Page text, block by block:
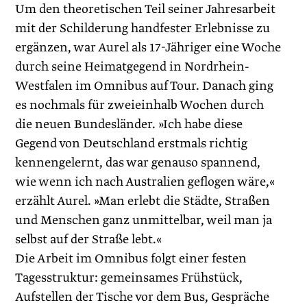
Um den theoretischen Teil seiner Jahresarbeit
mit der Schilderung handfester Erlebnisse zu
ergänzen, war Aurel als 17-Jähriger eine Woche
durch seine Heimatgegend in Nordrhein-
Westfalen im Omnibus auf Tour. Danach ging
es nochmals für zweieinhalb Wochen durch
die neuen Bundesländer. »Ich habe diese
Gegend von Deutschland erstmals richtig
kennengelernt, das war genauso spannend,
wie wenn ich nach Australien geflogen wäre,«
erzählt Aurel. »Man erlebt die Städte, Straßen
und Menschen ganz unmittelbar, weil man ja
selbst auf der Straße lebt.«
Die Arbeit im Omnibus folgt einer festen
Tagesstruktur: gemeinsames Frühstück,
Aufstellen der Tische vor dem Bus, Gespräche